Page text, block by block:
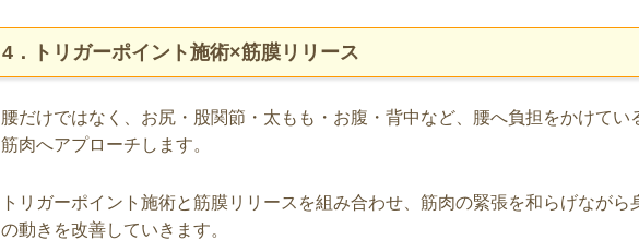
4．トリガーポイント施術×筋膜リリース
腰だけではなく、お尻・股関節・太もも・お腹・背中など、腰へ負担をかけてい
筋肉へアプローチします。
トリガーポイント施術と筋膜リリースを組み合わせ、筋肉の緊張を和らげながら
の動きを改善していきます。